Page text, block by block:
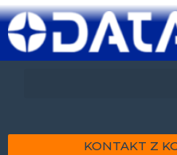
KONTAKT Z